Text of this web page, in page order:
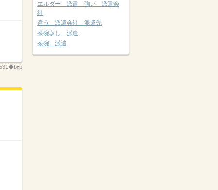
531◆bcp
エルダー 派遣 強い 派遣会
社
違う 派遣会社 派遣先
茶碗蒸し 派遣
茶碗 派遣